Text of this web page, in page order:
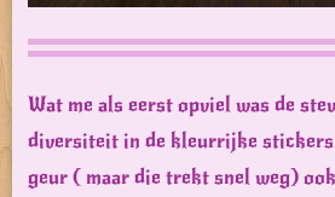
Wat me als eerst opviel was de
diversiteit in de kleurrijke stickers
geur ( maar die trekt snel weg)